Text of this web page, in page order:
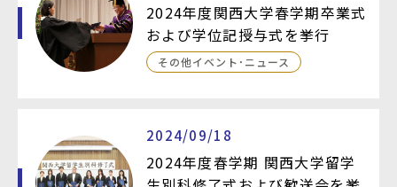
2024年度関西大学春学期卒業式
および学位記授与式を挙行
その他イベント・ニュース
2024/09/18
2024年度春学期 関西大学留学